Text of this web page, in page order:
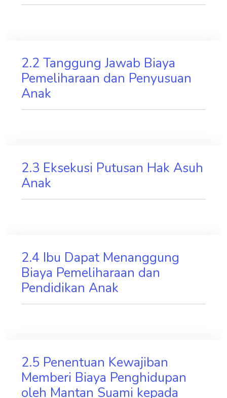
2.2 Tanggung Jawab Biaya
Pemeliharaan dan Penyusuan
Anak
2.3 Eksekusi Putusan Hak Asuh
Anak
2.4 Ibu Dapat Menanggung
Biaya Pemeliharaan dan
Pendidikan Anak
2.5 Penentuan Kewajiban
Memberi Biaya Penghidupan
oleh Mantan Suami kepada